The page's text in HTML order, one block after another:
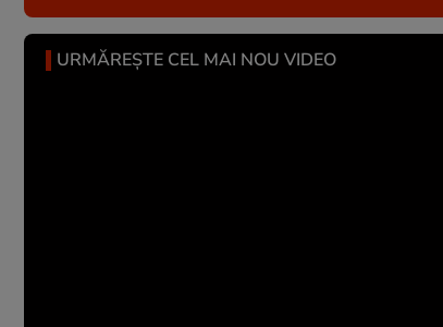
URMĂREȘTE CEL MAI NOU VIDEO